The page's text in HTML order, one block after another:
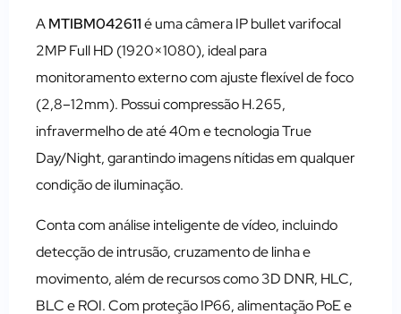
AMTIBM042611é uma câmera IP bullet varifocal
2MP Full HD (1920×1080), ideal para
monitoramento externo com ajuste flexível de foco
(2,8–12mm). Possui compressão H.265,
infravermelho de até 40m e tecnologia True
Day/Night, garantindo imagens nítidas em qualquer
condição de iluminação.
Conta com análise inteligente de vídeo, incluindo
detecção de intrusão, cruzamento de linha e
movimento, além de recursos como 3D DNR, HLC,
BLC e ROI. Com proteção IP66, alimentação PoE e